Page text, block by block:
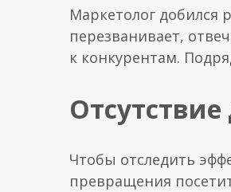
Маркетолог добился
перезванивает,
к конкурентам.
Отсутствие
Чтобы отследить
превращения